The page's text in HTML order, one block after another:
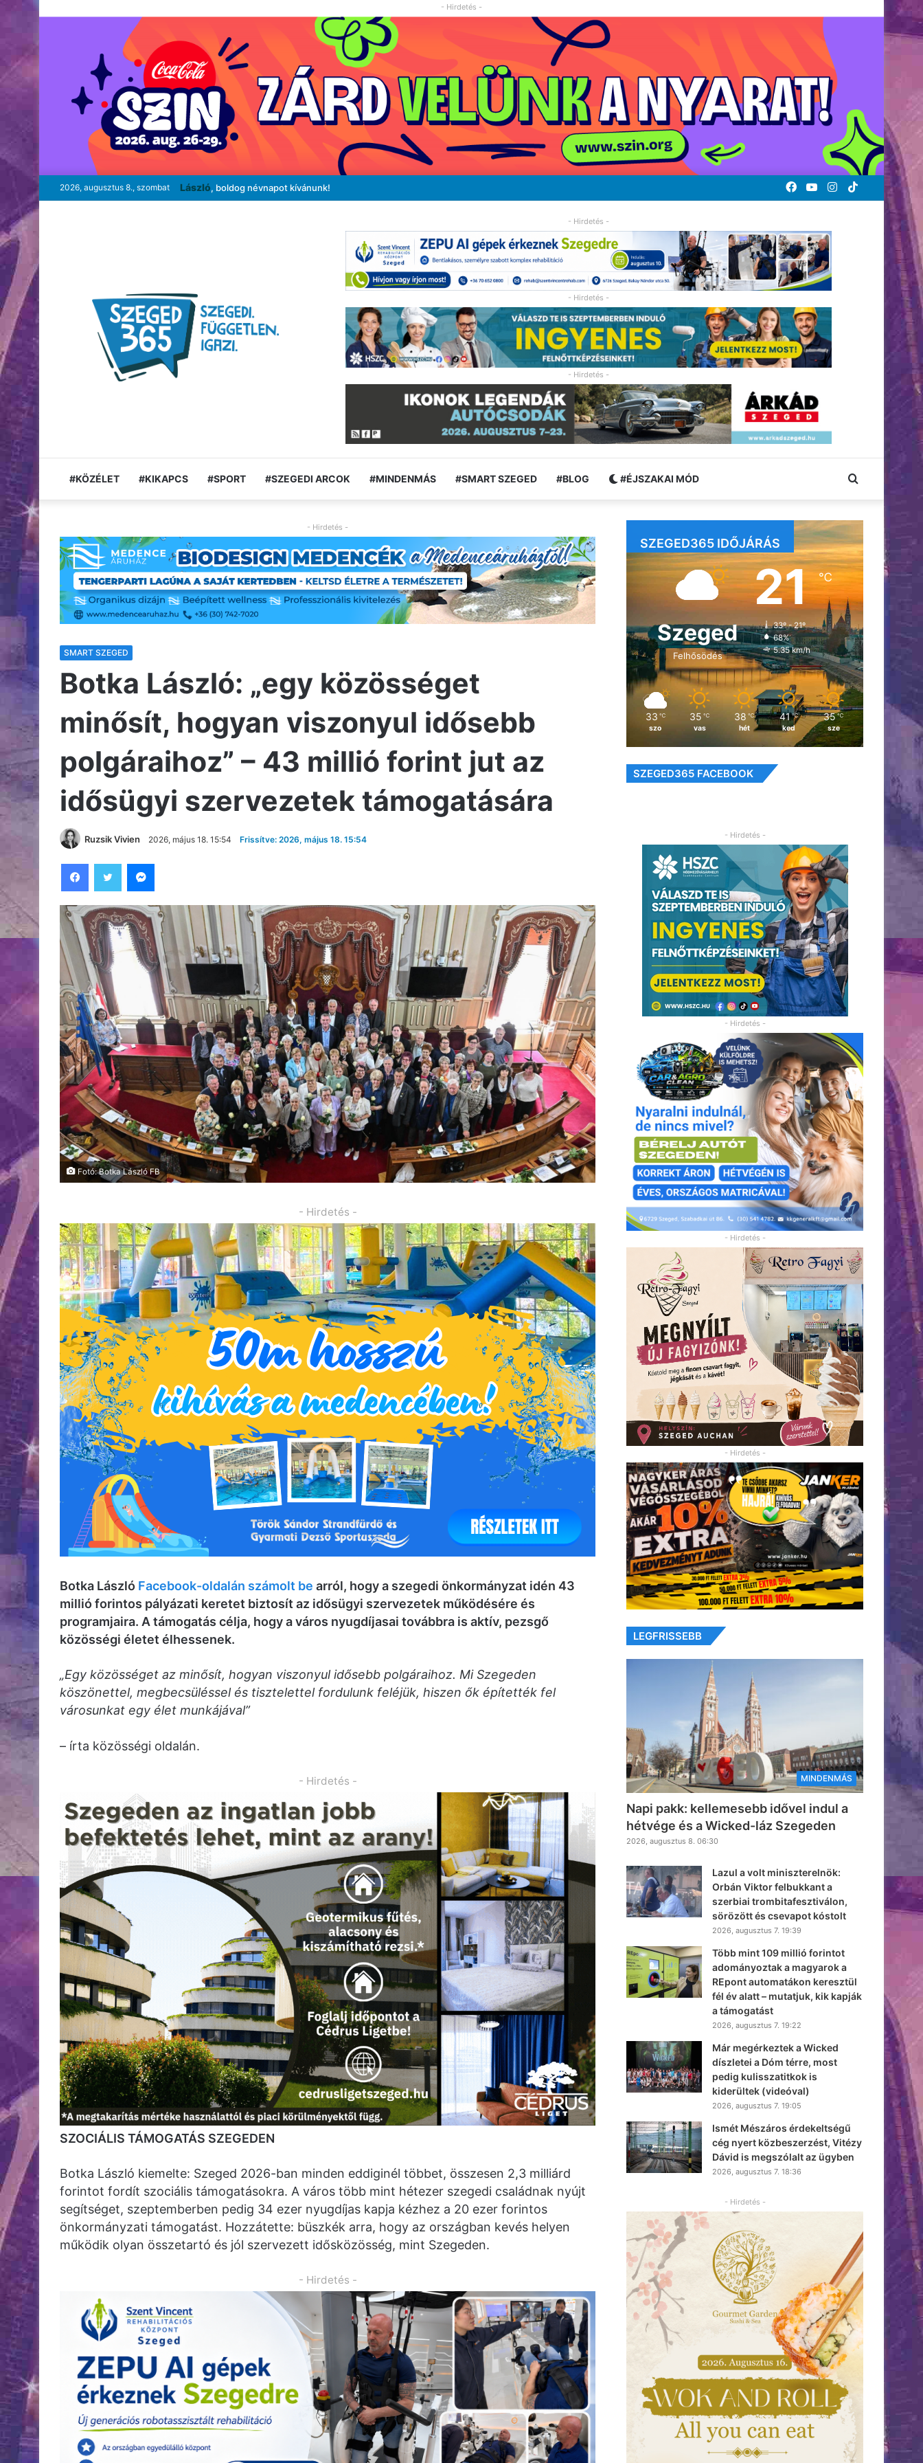
- Hirdetés -
2026, augusztus 8., szombat László, boldog névnapot kívánunk! TikTok
Instagram
YouTube
Facebook
- Hirdetés -
- Hirdetés -
- Hirdetés -
#KÖZÉLET #KIKAPCS #SPORT #SZEGEDI ARCOK #MINDENMÁS #SMART SZEGED #BLOG #ÉJSZAKAI MÓD Keresés:
- Hirdetés -
SMART SZEGED
Botka László: „egy közösséget
minősít, hogyan viszonyul idősebb
polgáraihoz” – 43 millió forint jut az
idősügyi szervezetek támogatására
Ruzsik Vivien 2026, május 18. 15:54 Frissítve: 2026, május 18. 15:54
Fotó: Botka László FB
- Hirdetés -
Botka László Facebook-oldalán számolt be arról, hogy a szegedi önkormányzat idén 43
millió forintos pályázati keretet biztosít az idősügyi szervezetek működésére és
programjaira. A támogatás célja, hogy a város nyugdíjasai továbbra is aktív, pezsgő
közösségi életet élhessenek.
„Egy közösséget az minősít, hogyan viszonyul idősebb polgáraihoz. Mi Szegeden
köszönettel, megbecsüléssel és tisztelettel fordulunk feléjük, hiszen ők építették fel
városunkat egy élet munkájával”
– írta közösségi oldalán.
- Hirdetés -
SZOCIÁLIS TÁMOGATÁS SZEGEDEN
Botka László kiemelte: Szeged 2026-ban minden eddiginél többet, összesen 2,3 milliárd
forintot fordít szociális támogatásokra. A város több mint hétezer szegedi családnak nyújt
segítséget, szeptemberben pedig 34 ezer nyugdíjas kapja kézhez a 20 ezer forintos
önkormányzati támogatást. Hozzátette: büszkék arra, hogy az országban kevés helyen
működik olyan összetartó és jól szervezett idősközösség, mint Szegeden.
- Hirdetés -
SZEGED365 IDŐJÁRÁS
Szeged
Felhősödés
21℃
33º - 21º
68%
5.35 km/h
33 ℃
szo
35 ℃
vas
38 ℃
hét
41 ℃
ked
35 ℃
sze
SZEGED365 FACEBOOK
- Hirdetés -
- Hirdetés -
- Hirdetés -
- Hirdetés -
LEGFRISSEBB
MINDENMÁS
Napi pakk: kellemesebb idővel indul a
hétvége és a Wicked-láz Szegeden
2026, augusztus 8. 06:30
Lazul a volt miniszterelnök:
Orbán Viktor felbukkant a
szerbiai trombitafesztiválon,
sörözött és csevapot kóstolt
2026, augusztus 7. 19:39
Több mint 109 millió forintot
adományoztak a magyarok a
REpont automatákon keresztül
fél év alatt – mutatjuk, kik kapják
a támogatást
2026, augusztus 7. 19:22
Már megérkeztek a Wicked
díszletei a Dóm térre, most
pedig kulisszatitkok is
kiderültek (videóval)
2026, augusztus 7. 19:05
Ismét Mészáros érdekeltségű
cég nyert közbeszerzést, Vitézy
Dávid is megszólalt az ügyben
2026, augusztus 7. 18:36
- Hirdetés -